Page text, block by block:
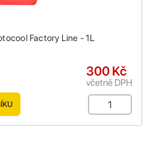
Factory Line - 1L
300 Kč
včetně DPH